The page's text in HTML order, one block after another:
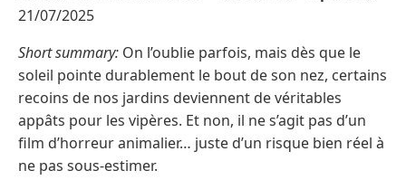
21/07/2025
Short summary: On l’oublie parfois, mais dès que le
soleil pointe durablement le bout de son nez, certains
recoins de nos jardins deviennent de véritables
appâts pour les vipères. Et non, il ne s’agit pas d’un
film d’horreur animalier… juste d’un risque bien réel à
ne pas sous-estimer.